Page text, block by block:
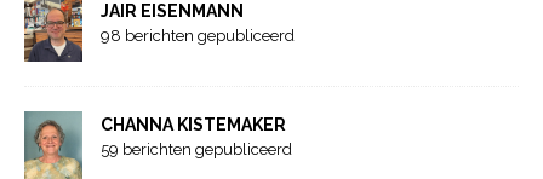
JAIR EISENMANN
98 berichten gepubliceerd
CHANNA KISTEMAKER
59 berichten gepubliceerd